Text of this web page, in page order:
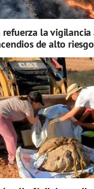
refuerza la
de alto riesgo